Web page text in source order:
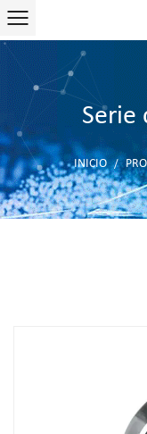
Serie
INICIO /